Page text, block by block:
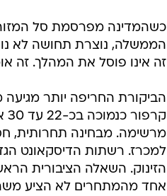
כשהמדינה מפרסמת סל
הממשלה, נוצרת תחושה לא
זה אינו פוסל את המהלך. זה
הביקורת החריפה יותר
מרשימה. מבחינה תחרותית,
למכרז. רשתות הדיסקאונט
הזינוק. השאלה הציבורית
אחד מהמתחרים לא הציע